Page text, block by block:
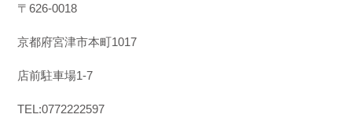
〒 626-0018
京都府宮津市本町1017
店前駐車場1-7
TEL:0772222597